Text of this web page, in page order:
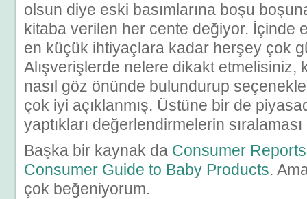
olsun diye eski basımlarına boşu
kitaba verilen her cente değiyor. İçinde
en küçük ihtiyaçlara kadar herşey çok
Alışverişlerde nelere dikakt etmelisiniz,
nasıl göz önünde bulundurup
çok iyi açıklanmış. Üstüne bir de
yaptıkları değerlendirmelerin
Başka bir kaynak da Consumer Reports
Consumer Guide to Baby Products.
çok beğeniyorum.